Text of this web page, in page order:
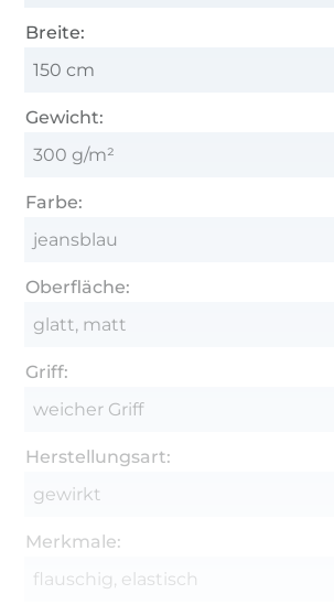
Breite:
150 cm
Gewicht:
300 g/m²
Farbe:
jeansblau
Oberfläche:
glatt, matt
Griff:
weicher Griff
Herstellungsart:
gewirkt
Merkmale:
flauschig, elastisch